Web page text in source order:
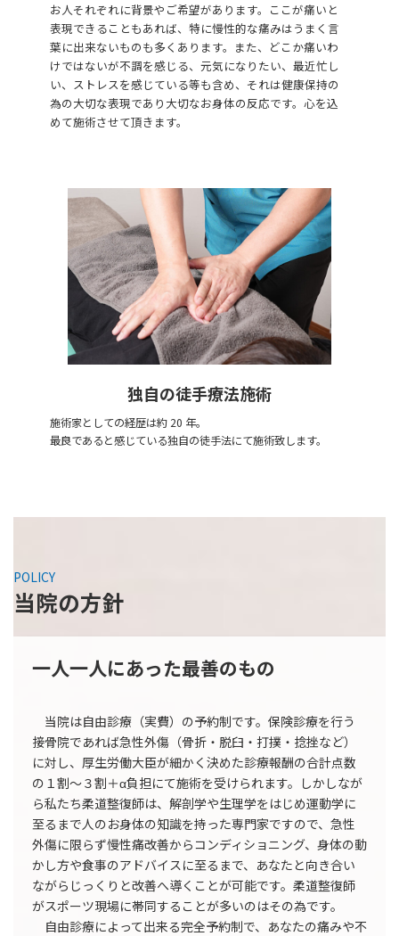
お人それぞれに背景やご希望があります。ここが痛いと
表現できることもあれば、特に慢性的な痛みはうまく言
葉に出来ないものも多くあります。また、どこか痛いわ
けではないが不調を感じる、元気になりたい、最近忙し
い、ストレスを感じている等も含め、それは健康保持の
為の大切な表現であり大切なお身体の反応です。心を込
めて施術させて頂きます。
独自の徒手療法施術
施術家としての経歴は約 20 年。
最良であると感じている独自の徒手法にて施術致します。
POLICY
当院の方針
一人一人にあった最善のもの
当院は自由診療（実費）の予約制です。保険診療を行う
接骨院であれば急性外傷（骨折・脱臼・打撲・捻挫など）
に対し、厚生労働大臣が細かく決めた診療報酬の合計点数
の１割～３割＋α負担にて施術を受けられます。しかしなが
ら私たち柔道整復師は、解剖学や生理学をはじめ運動学に
至るまで人のお身体の知識を持った専門家ですので、急性
外傷に限らず慢性痛改善からコンディショニング、身体の動
かし方や食事のアドバイスに至るまで、あなたと向き合い
ながらじっくりと改善へ導くことが可能です。柔道整復師
がスポーツ現場に帯同することが多いのはその為です。
自由診療によって出来る完全予約制で、あなたの痛みや不